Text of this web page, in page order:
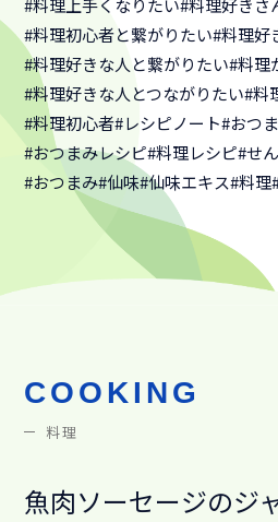
#料理上手くなりたい#料理好きさ
#料理初心者と繋がりたい#料理好
#料理好きな人と繋がりたい#料理
#料理好きな人とつながりたい#料
#料理初心者#レシピノート#おつ
#おつまみレシピ#料理レシピ#せ
#おつまみ#仙味#仙味エキス#料理
COOKING
料理
魚肉ソーセージのジ